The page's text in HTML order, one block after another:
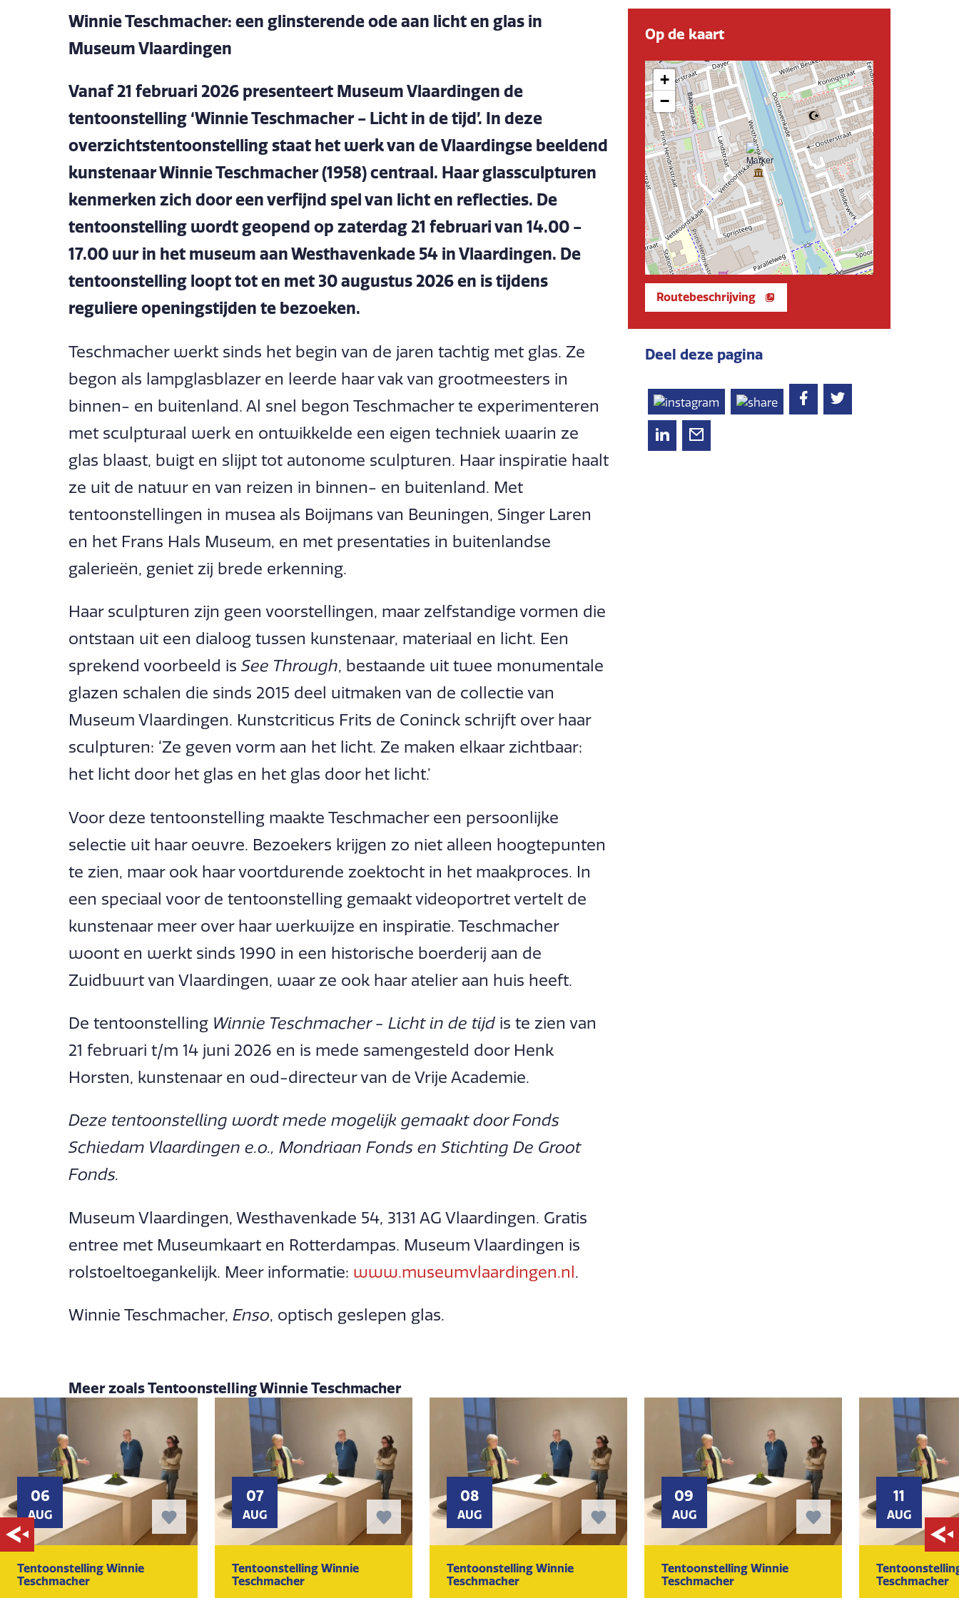
Winnie Teschmacher: een glinsterende ode aan licht en glas in
Museum Vlaardingen
Vanaf 21 februari 2026 presenteert Museum Vlaardingen de
tentoonstelling ‘Winnie Teschmacher - Licht in de tijd’. In deze
overzichtstentoonstelling staat het werk van de Vlaardingse beeldend
kunstenaar Winnie Teschmacher (1958) centraal. Haar glassculpturen
kenmerken zich door een verfijnd spel van licht en reflecties. De
tentoonstelling wordt geopend op zaterdag 21 februari van 14.00 -
17.00 uur in het museum aan Westhavenkade 54 in Vlaardingen. De
tentoonstelling loopt tot en met 30 augustus 2026 en is tijdens
reguliere openingstijden te bezoeken.
Teschmacher werkt sinds het begin van de jaren tachtig met glas. Ze
begon als lampglasblazer en leerde haar vak van grootmeesters in
binnen- en buitenland. Al snel begon Teschmacher te experimenteren
met sculpturaal werk en ontwikkelde een eigen techniek waarin ze
glas blaast, buigt en slijpt tot autonome sculpturen. Haar inspiratie haalt
ze uit de natuur en van reizen in binnen- en buitenland. Met
tentoonstellingen in musea als Boijmans van Beuningen, Singer Laren
en het Frans Hals Museum, en met presentaties in buitenlandse
galerieën, geniet zij brede erkenning.
Haar sculpturen zijn geen voorstellingen, maar zelfstandige vormen die
ontstaan uit een dialoog tussen kunstenaar, materiaal en licht. Een
sprekend voorbeeld is See Through, bestaande uit twee monumentale
glazen schalen die sinds 2015 deel uitmaken van de collectie van
Museum Vlaardingen. Kunstcriticus Frits de Coninck schrijft over haar
sculpturen: ‘Ze geven vorm aan het licht. Ze maken elkaar zichtbaar:
het licht door het glas en het glas door het licht.’
Voor deze tentoonstelling maakte Teschmacher een persoonlijke
selectie uit haar oeuvre. Bezoekers krijgen zo niet alleen hoogtepunten
te zien, maar ook haar voortdurende zoektocht in het maakproces. In
een speciaal voor de tentoonstelling gemaakt videoportret vertelt de
kunstenaar meer over haar werkwijze en inspiratie. Teschmacher
woont en werkt sinds 1990 in een historische boerderij aan de
Zuidbuurt van Vlaardingen, waar ze ook haar atelier aan huis heeft.
De tentoonstelling Winnie Teschmacher - Licht in de tijd is te zien van
21 februari t/m 14 juni 2026 en is mede samengesteld door Henk
Horsten, kunstenaar en oud-directeur van de Vrije Academie.
Deze tentoonstelling wordt mede mogelijk gemaakt door Fonds
Schiedam Vlaardingen e.o., Mondriaan Fonds en Stichting De Groot
Fonds.
Museum Vlaardingen, Westhavenkade 54, 3131 AG Vlaardingen. Gratis
entree met Museumkaart en Rotterdampas. Museum Vlaardingen is
rolstoeltoegankelijk. Meer informatie: www.museumvlaardingen.nl.
Winnie Teschmacher, Enso, optisch geslepen glas.
Op de kaart
+
−
Routebeschrijving
Deel deze pagina
Meer zoals Tentoonstelling Winnie Teschmacher
06
AUG
Tentoonstelling Winnie
Teschmacher
07
AUG
Tentoonstelling Winnie
Teschmacher
08
AUG
Tentoonstelling Winnie
Teschmacher
09
AUG
Tentoonstelling Winnie
Teschmacher
11
AUG
Teschmacher